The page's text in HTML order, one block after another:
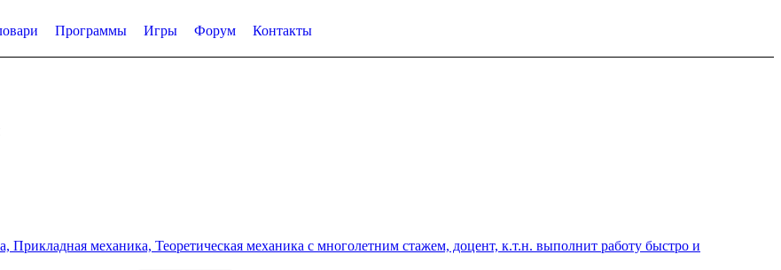
Программы Игры Форум Контакты
механика, Теоретическая механика с многолетним стажем, доцент, к.т.н. выполнит работу быстро и